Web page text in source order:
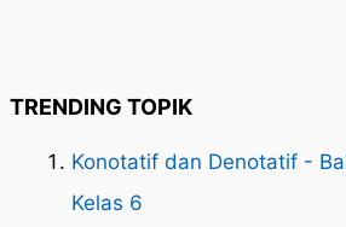
TRENDING TOPIK
Konotatif dan Denotatif -
Kelas 6